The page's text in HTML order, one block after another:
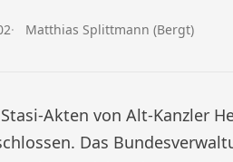
am:Autor:
Matthias Splittmann (Bergt)
Akten von Alt-Kanzler
Das